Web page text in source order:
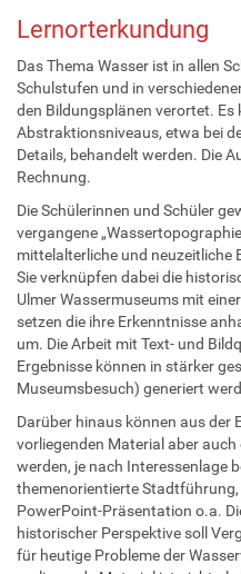
Lernorterkundung
Das Thema Wasser ist in allen
Schulstufen und in
den Bildungsplänen verortet. Es
Abstraktionsniveaus, etwa bei
Details, behandelt werden. Die
Rechnung.
Die Schülerinnen und Schüler
vergangene
mittelalterliche und
Sie verknüpfen dabei die
Ulmer Wassermuseums mit
setzen die ihre Erkenntnisse
um. Die Arbeit mit Text- und
Ergebnisse können in stärker
Museumsbesuch) generiert
Darüber hinaus können aus der
vorliegenden Material aber
werden, je nach Interessenlage
themenorientierte
PowerPoint-Präsentation o.a.
historischer Perspektive soll
für heutige Probleme der